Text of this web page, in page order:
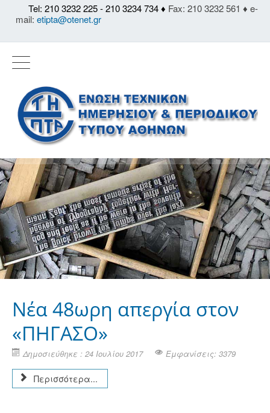
Tel: 210 3232 225 - 210 3234 734 ♦ Fax: 210 3232 561 ♦ e-
mail: etipta@otenet.gr
Νέα 48ωρη απεργία στον
«ΠΗΓΑΣΟ»
Δημοσιεύθηκε : 24 Ιουλίου 2017 Εμφανίσεις: 3379
Περισσότερα...